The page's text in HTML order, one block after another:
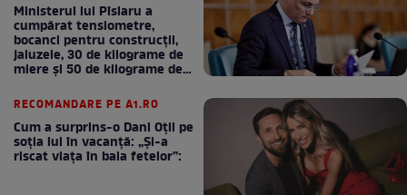
Ministerul lui Pîslaru a
cumpărat tensiometre,
bocanci pentru construcții,
jaluzele, 30 de kilograme de
miere și 50 de kilograme de
RECOMANDARE PE A1.RO
Cum a surprins-o Dani Oțil pe
soția lui în vacanță: „Și-a
riscat viața în baia fetelor”: